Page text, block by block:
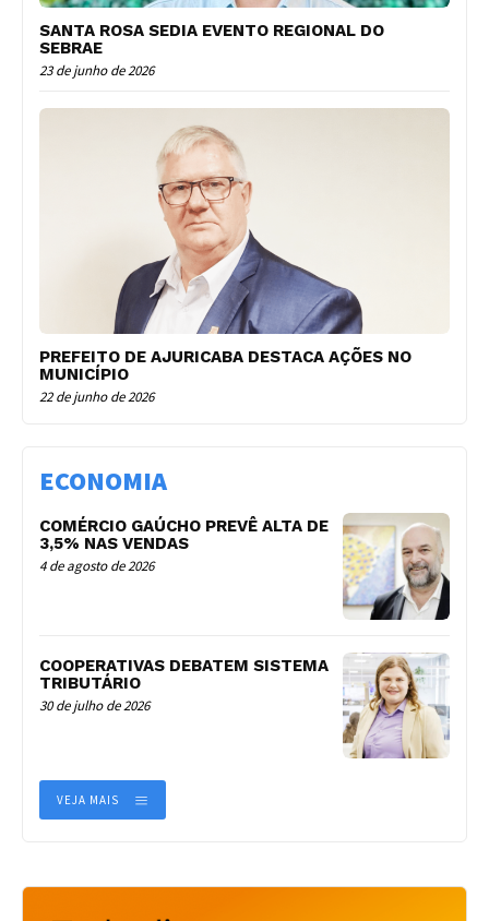
SANTA ROSA SEDIA EVENTO REGIONAL DO
SEBRAE
23 de junho de 2026
PREFEITO DE AJURICABA DESTACA AÇÕES NO
MUNICÍPIO
22 de junho de 2026
ECONOMIA
COMÉRCIO GAÚCHO PREVÊ ALTA DE
3,5% NAS VENDAS
4 de agosto de 2026
COOPERATIVAS DEBATEM SISTEMA
TRIBUTÁRIO
30 de julho de 2026
VEJA MAIS